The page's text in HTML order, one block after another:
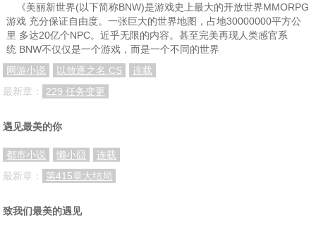
《美丽新世界(以下简称BNW)是游戏史上最大的开放世界MMORPG
游戏 充分保证自由度。一张巨大的世界地图，占地30000000平方公
里 多达20亿个NPC。近乎无限的内容。甚至完美再现人类感官系
统 BNW不仅仅是一个游戏，而是一个不同的世界
网游小说
以放逐之名.CS
连载
最新章：
229 任务变更
遇见最美的你
都市小说 懒小囧
连载
最新章：
第415章大结局
致我们最美的遇见